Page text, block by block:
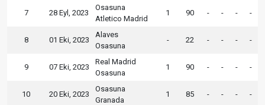
7 28 Eyl, 2023
Osasuna
Atletico Madrid
1 90 - - - -
8 01 Eki, 2023
Alaves
Osasuna
- 22 - - - -
9 07 Eki, 2023
Real Madrid
Osasuna
1 90 - - - -
10 20 Eki, 2023
Osasuna
Granada
1 85 - - - -